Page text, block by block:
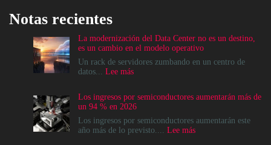
Notas recientes
La modernización del Data Center no es un destino,
es un cambio en el modelo operativo
Un rack de servidores zumbando en un centro de
datos... Lee más:
del
Data
Center
no
Los ingresos por semiconductores aumentarán más de
un 94 % en 2026
Los ingresos por semiconductores aumentarán este
año más de lo previsto.... Lee más: